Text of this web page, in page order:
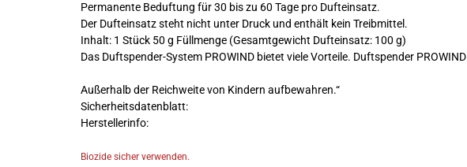
Permanente Beduftung für 30 bis zu 60 Tage pro Dufteinsatz.
Der Dufteinsatz steht nicht unter Druck und enthält kein Treibmittel.
Inhalt: 1 Stück 50 g Füllmenge (Gesamtgewicht Dufteinsatz: 100 g)
Das Duftspender-System PROWIND bietet viele Vorteile. Duftspender PROWIND
Außerhalb der Reichweite von Kindern aufbewahren.“
Sicherheitsdatenblatt:
Herstellerinfo:
Biozide sicher verwenden.